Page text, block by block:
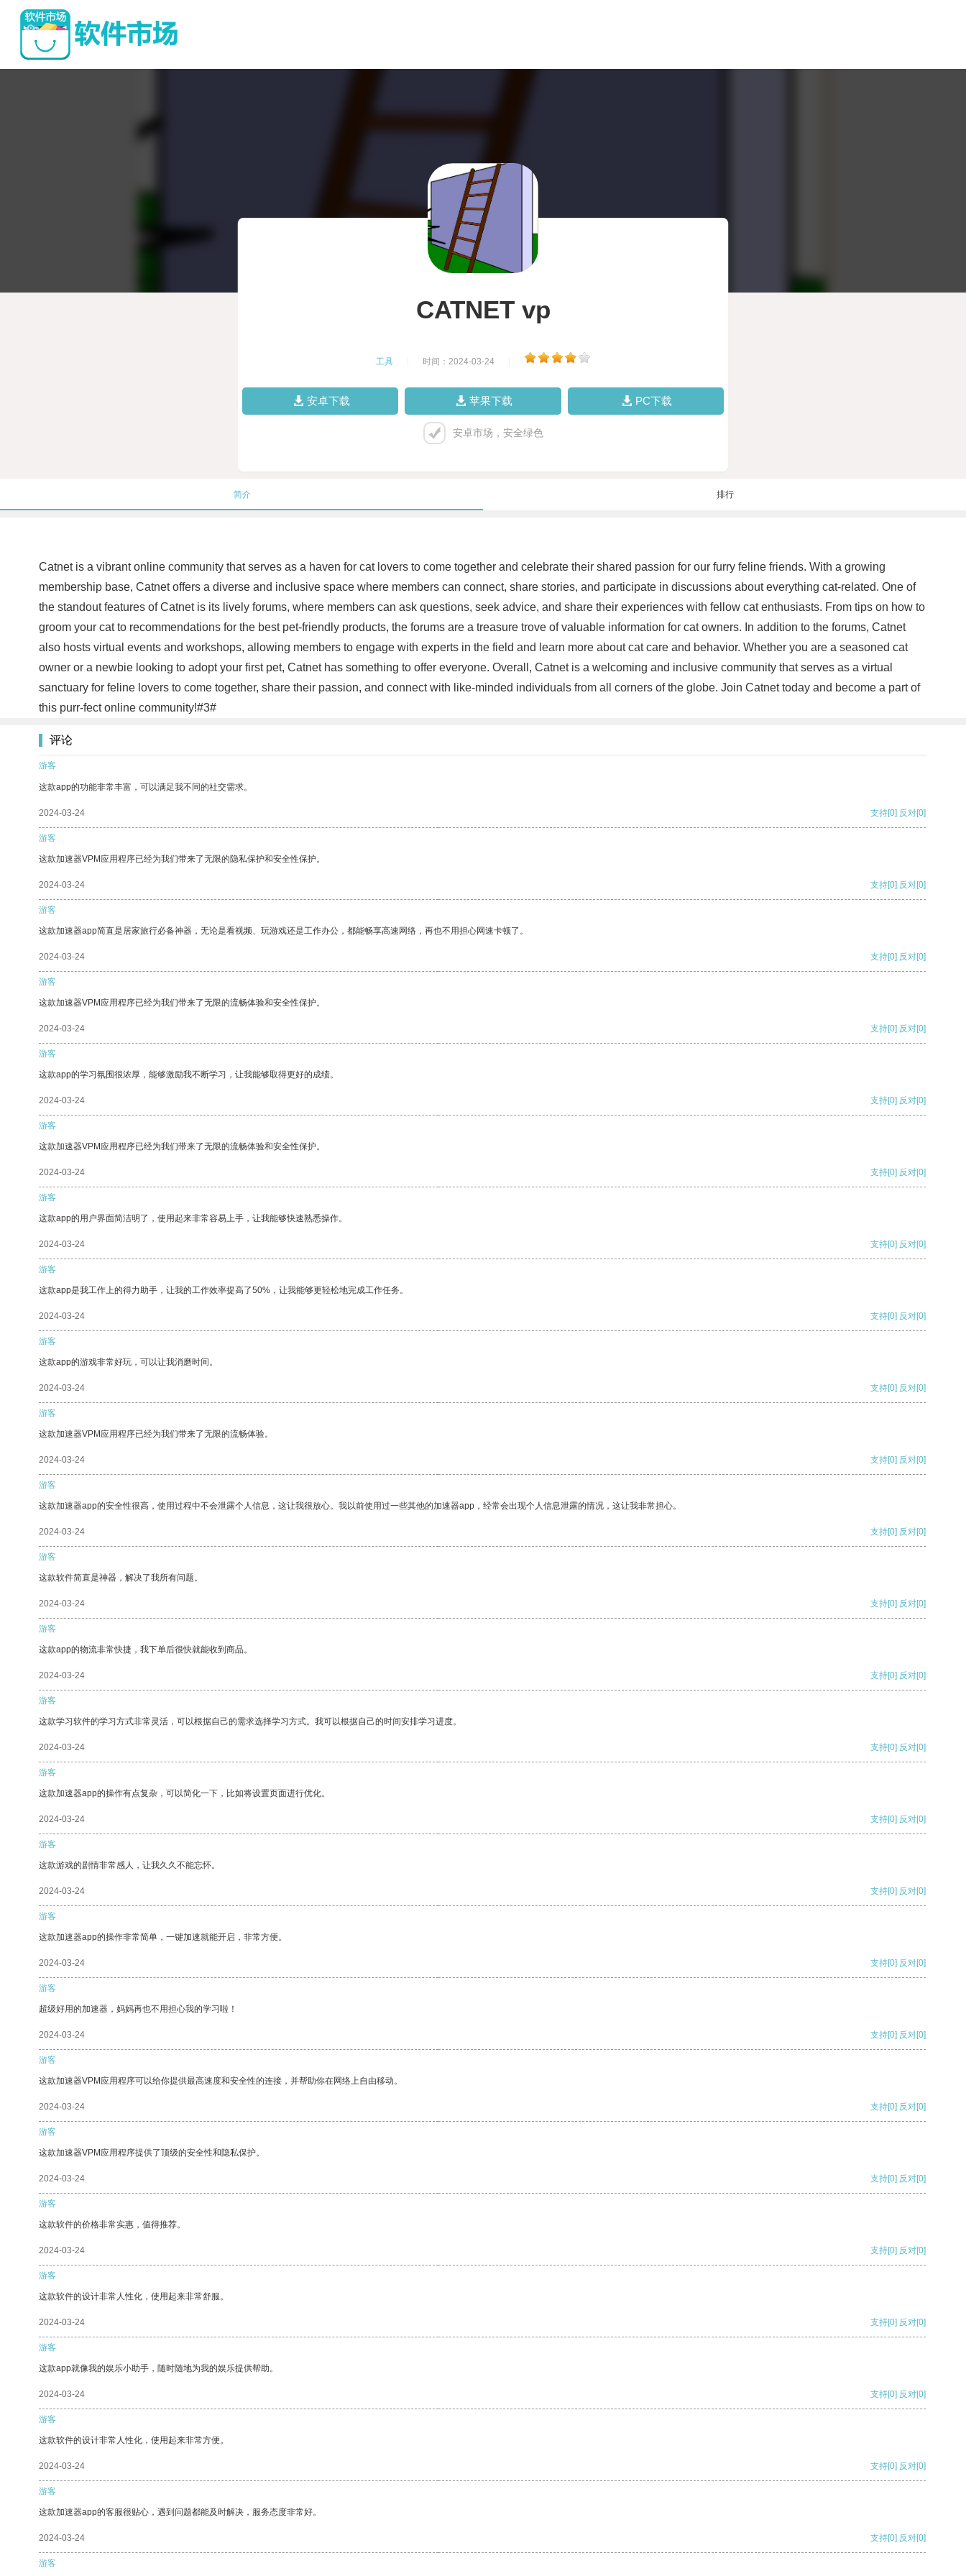
CATNET vp
工具 时间：2024-03-24
安卓下载 苹果下载 PC下载
安卓市场，安全绿色
简介 排行
Catnet is a vibrant online community that serves as a haven for cat lovers to come together and celebrate their shared passion for our furry feline friends. With a growing
membership base, Catnet offers a diverse and inclusive space where members can connect, share stories, and participate in discussions about everything cat-related. One of
the standout features of Catnet is its lively forums, where members can ask questions, seek advice, and share their experiences with fellow cat enthusiasts. From tips on how to
groom your cat to recommendations for the best pet-friendly products, the forums are a treasure trove of valuable information for cat owners. In addition to the forums, Catnet
also hosts virtual events and workshops, allowing members to engage with experts in the field and learn more about cat care and behavior. Whether you are a seasoned cat
owner or a newbie looking to adopt your first pet, Catnet has something to offer everyone. Overall, Catnet is a welcoming and inclusive community that serves as a virtual
sanctuary for feline lovers to come together, share their passion, and connect with like-minded individuals from all corners of the globe. Join Catnet today and become a part of
this purr-fect online community!#3#
评论
游客
这款app的功能非常丰富，可以满足我不同的社交需求。
2024-03-24 支持[0] 反对[0]
游客
这款加速器VPM应用程序已经为我们带来了无限的隐私保护和安全性保护。
2024-03-24 支持[0] 反对[0]
游客
这款加速器app简直是居家旅行必备神器，无论是看视频、玩游戏还是工作办公，都能畅享高速网络，再也不用担心网速卡顿了。
2024-03-24 支持[0] 反对[0]
游客
这款加速器VPM应用程序已经为我们带来了无限的流畅体验和安全性保护。
2024-03-24 支持[0] 反对[0]
游客
这款app的学习氛围很浓厚，能够激励我不断学习，让我能够取得更好的成绩。
2024-03-24 支持[0] 反对[0]
游客
这款加速器VPM应用程序已经为我们带来了无限的流畅体验和安全性保护。
2024-03-24 支持[0] 反对[0]
游客
这款app的用户界面简洁明了，使用起来非常容易上手，让我能够快速熟悉操作。
2024-03-24 支持[0] 反对[0]
游客
这款app是我工作上的得力助手，让我的工作效率提高了50%，让我能够更轻松地完成工作任务。
2024-03-24 支持[0] 反对[0]
游客
这款app的游戏非常好玩，可以让我消磨时间。
2024-03-24 支持[0] 反对[0]
游客
这款加速器VPM应用程序已经为我们带来了无限的流畅体验。
2024-03-24 支持[0] 反对[0]
游客
这款加速器app的安全性很高，使用过程中不会泄露个人信息，这让我很放心。我以前使用过一些其他的加速器app，经常会出现个人信息泄露的情况，这让我非常担心。
2024-03-24 支持[0] 反对[0]
游客
这款软件简直是神器，解决了我所有问题。
2024-03-24 支持[0] 反对[0]
游客
这款app的物流非常快捷，我下单后很快就能收到商品。
2024-03-24 支持[0] 反对[0]
游客
这款学习软件的学习方式非常灵活，可以根据自己的需求选择学习方式。我可以根据自己的时间安排学习进度。
2024-03-24 支持[0] 反对[0]
游客
这款加速器app的操作有点复杂，可以简化一下，比如将设置页面进行优化。
2024-03-24 支持[0] 反对[0]
游客
这款游戏的剧情非常感人，让我久久不能忘怀。
2024-03-24 支持[0] 反对[0]
游客
这款加速器app的操作非常简单，一键加速就能开启，非常方便。
2024-03-24 支持[0] 反对[0]
游客
超级好用的加速器，妈妈再也不用担心我的学习啦！
2024-03-24 支持[0] 反对[0]
游客
这款加速器VPM应用程序可以给你提供最高速度和安全性的连接，并帮助你在网络上自由移动。
2024-03-24 支持[0] 反对[0]
游客
这款加速器VPM应用程序提供了顶级的安全性和隐私保护。
2024-03-24 支持[0] 反对[0]
游客
这款软件的价格非常实惠，值得推荐。
2024-03-24 支持[0] 反对[0]
游客
这款软件的设计非常人性化，使用起来非常舒服。
2024-03-24 支持[0] 反对[0]
游客
这款app就像我的娱乐小助手，随时随地为我的娱乐提供帮助。
2024-03-24 支持[0] 反对[0]
游客
这款软件的设计非常人性化，使用起来非常方便。
2024-03-24 支持[0] 反对[0]
游客
这款加速器app的客服很贴心，遇到问题都能及时解决，服务态度非常好。
2024-03-24 支持[0] 反对[0]
游客